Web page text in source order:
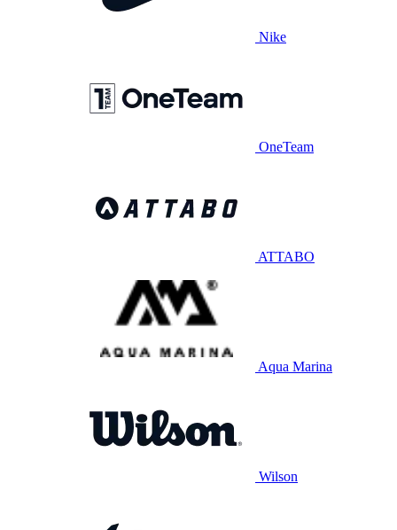
Nike
OneTeam
ATTABO
Aqua Marina
Wilson